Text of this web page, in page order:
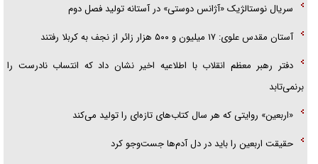
سریال نوستالژیک «آژانس دوستی» در آستانه تولید فصل دوم
آستان مقدس علوی: ۱۷ میلیون و ۵۰۰ هزار زائر از نجف به کربلا رفتند
دفتر رهبر معظم انقلاب با اطلاعیه اخیر نشان داد که انتساب نادرست را
برنمی‌تابد
«اربعین» روایتی که هر سال کتاب‌های تازه‌ای را تولید می‌کند
حقیقت اربعین را باید در دل آدم‌ها جست‌و‌جو کرد